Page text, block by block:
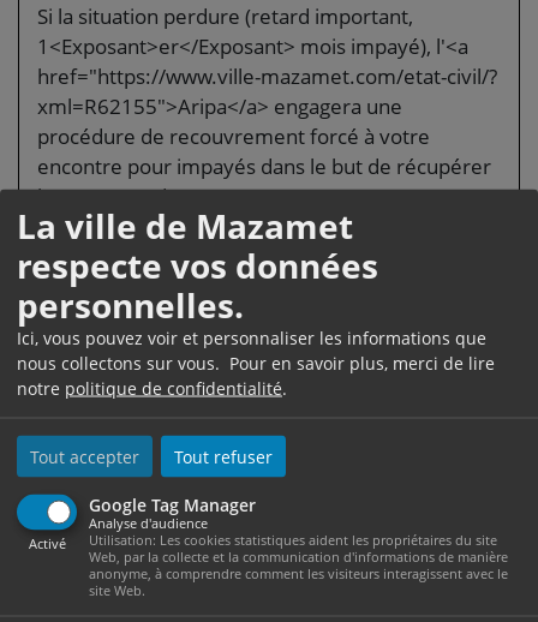
La ville de Mazamet
respecte vos données
personnelles.
Ici, vous pouvez voir et personnaliser les informations que
nous collectons sur vous. Pour en savoir plus, merci de lire
notre politique de confidentialité.
Tout accepter Tout refuser
Google Tag Manager
Activé
Analyse d'audience
Utilisation: Les cookies statistiques aident les propriétaires du site
Web, par la collecte et la communication d'informations de manière
anonyme, à comprendre comment les visiteurs interagissent avec le
site Web.
Si la situation perdure (retard important,
1<Exposant>er</Exposant> mois impayé), l'<a
href="https://www.ville-mazamet.com/etat-civil/?
xml=R62155">Aripa</a> engagera une
procédure de recouvrement forcé à votre
encontre pour impayés dans le but de récupérer
les sommes dues.
Attention :
vous pouvez être puni de 6 mois
d'emprisonnement et d'une amende pouvant
aller jusqu'à <span
class="valeur">7 500 €</span> si vous ne
respectez pas votre obligation (qui consiste à
verser la pension alimentaire).
Vous êtes le parent qui reçoit la pension
alimentaire
Si vous êtes isolé(e) avec un enfant de moins de
20 ans, dès 1<Exposant>er</Exposant> mois